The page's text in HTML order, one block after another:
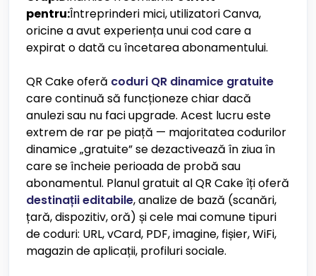
pentru:Întreprinderi mici, utilizatori Canva,
oricine a avut experiența unui cod care a
expirat o dată cu încetarea abonamentului.
QR Cake oferă coduri QR dinamice gratuite
care continuă să funcționeze chiar dacă
anulezi sau nu faci upgrade. Acest lucru este
extrem de rar pe piață — majoritatea codurilor
dinamice „gratuite” se dezactivează în ziua în
care se încheie perioada de probă sau
abonamentul. Planul gratuit al QR Cake îți oferă
destinații editabile, analize de bază (scanări,
țară, dispozitiv, oră) și cele mai comune tipuri
de coduri: URL, vCard, PDF, imagine, fișier, WiFi,
magazin de aplicații, profiluri sociale.